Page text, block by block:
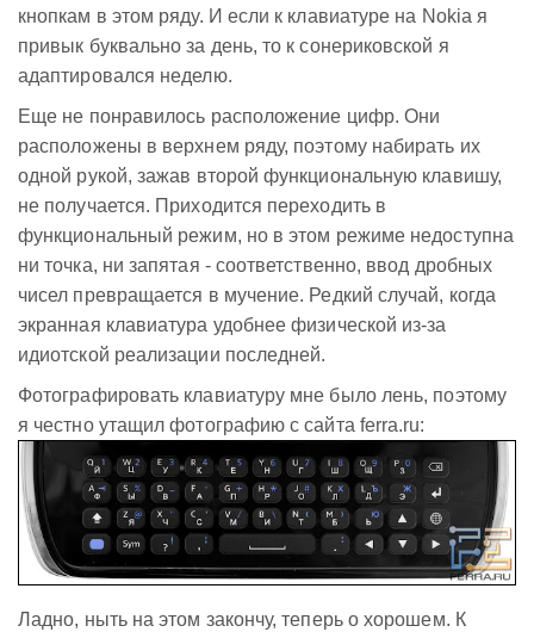
кнопкам в этом ряду. И если к клавиатуре на Nokia я
привык буквально за день, то к сонериковской я
адаптировался неделю.
Еще не понравилось расположение цифр. Они
расположены в верхнем ряду, поэтому набирать их
одной рукой, зажав второй функциональную клавишу,
не получается. Приходится переходить в
функциональный режим, но в этом режиме недоступна
ни точка, ни запятая - соответственно, ввод дробных
чисел превращается в мучение. Редкий случай, когда
экранная клавиатура удобнее физической из-за
идиотской реализации последней.
Фотографировать клавиатуру мне было лень, поэтому
я честно утащил фотографию с сайта ferra.ru:
Ладно, ныть на этом закончу, теперь о хорошем. К